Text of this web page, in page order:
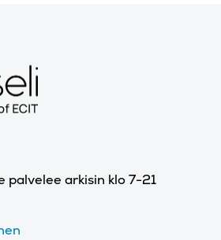
palvelee arkisin klo 7-21